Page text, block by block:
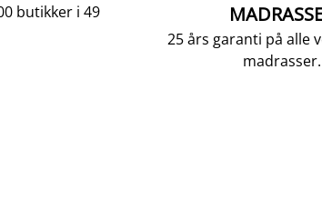
butikker i 49
25 års garanti på alle
madrasser.